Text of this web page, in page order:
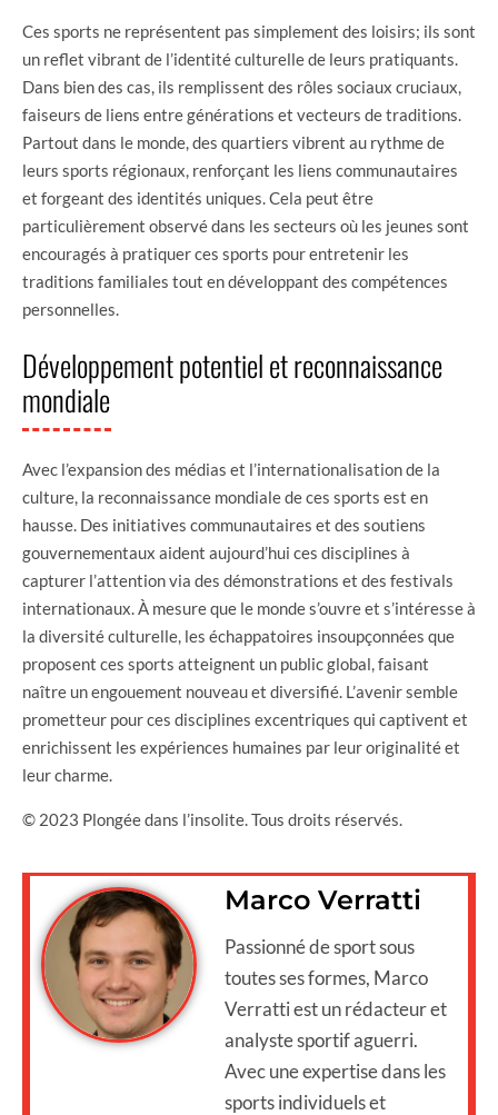
Ces sports ne représentent pas simplement des loisirs; ils sont
un reflet vibrant de l’identité culturelle de leurs pratiquants.
Dans bien des cas, ils remplissent des rôles sociaux cruciaux,
faiseurs de liens entre générations et vecteurs de traditions.
Partout dans le monde, des quartiers vibrent au rythme de
leurs sports régionaux, renforçant les liens communautaires
et forgeant des identités uniques. Cela peut être
particulièrement observé dans les secteurs où les jeunes sont
encouragés à pratiquer ces sports pour entretenir les
traditions familiales tout en développant des compétences
personnelles.
Développement potentiel et reconnaissance
mondiale
Avec l’expansion des médias et l’internationalisation de la
culture, la reconnaissance mondiale de ces sports est en
hausse. Des initiatives communautaires et des soutiens
gouvernementaux aident aujourd’hui ces disciplines à
capturer l’attention via des démonstrations et des festivals
internationaux. À mesure que le monde s’ouvre et s’intéresse à
la diversité culturelle, les échappatoires insoupçonnées que
proposent ces sports atteignent un public global, faisant
naître un engouement nouveau et diversifié. L’avenir semble
prometteur pour ces disciplines excentriques qui captivent et
enrichissent les expériences humaines par leur originalité et
leur charme.
© 2023 Plongée dans l’insolite. Tous droits réservés.
Marco Verratti
Passionné de sport sous
toutes ses formes, Marco
Verratti est un rédacteur et
analyste sportif aguerri.
Avec une expertise dans les
sports individuels et